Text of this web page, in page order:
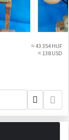
≈ 43 354 HUF
≈ 138 USD